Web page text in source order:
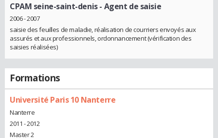
CPAM seine-saint-denis- Agent de saisie
2006 - 2007
saisie des feuilles de maladie, réalisation de courriers envoyés aux
assurés et aux professionnels, ordonnancement (vérification des
saisies réalisées)
Formations
Université Paris 10 Nanterre
Nanterre
2011 - 2012
Master 2